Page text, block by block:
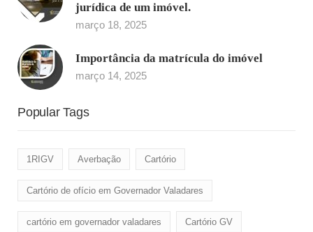
jurídica de um imóvel.
março 18, 2025
Importância da matrícula do imóvel
março 14, 2025
Popular Tags
1RIGV Averbação Cartório
Cartório de ofício em Governador Valadares
cartório em governador valadares Cartório GV